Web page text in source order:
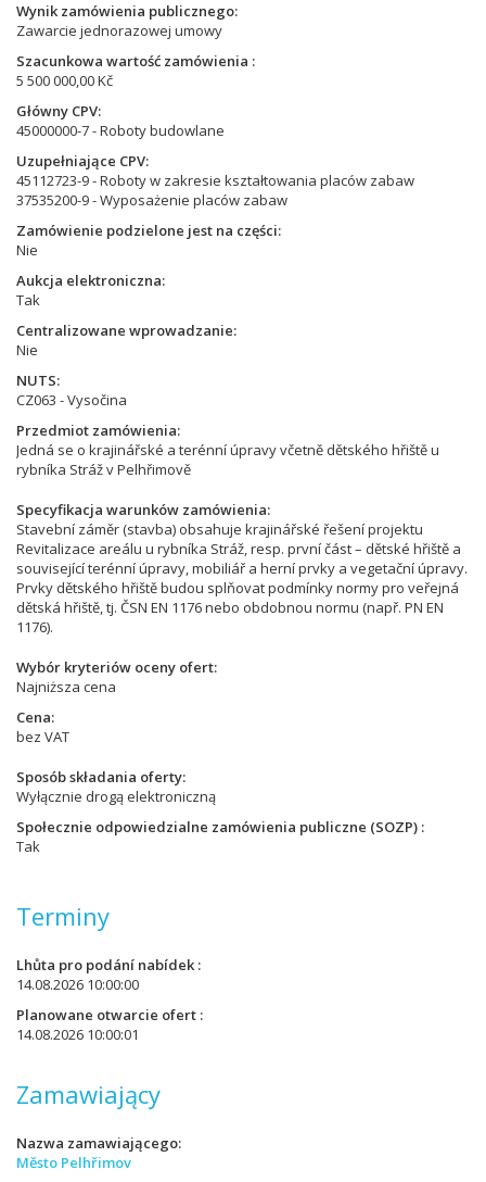
Wynik zamówienia publicznego
Zawarcie jednorazowej umowy
Szacunkowa wartość zamówienia
5 500 000,00 Kč
Główny CPV
45000000-7 - Roboty budowlane
Uzupełniające CPV
45112723-9 - Roboty w zakresie kształtowania placów zabaw
37535200-9 - Wyposażenie placów zabaw
Zamówienie podzielone jest na części
Nie
Aukcja elektroniczna
Tak
Centralizowane wprowadzanie
Nie
NUTS
CZ063 - Vysočina
Przedmiot zamówienia
Jedná se o krajinářské a terénní úpravy včetně dětského hřiště u
rybníka Stráž v Pelhřimově
Specyfikacja warunków zamówienia
Stavební záměr (stavba) obsahuje krajinářské řešení projektu
Revitalizace areálu u rybníka Stráž, resp. první část – dětské hřiště a
související terénní úpravy, mobiliář a herní prvky a vegetační úpravy.
Prvky dětského hřiště budou splňovat podmínky normy pro veřejná
dětská hřiště, tj. ČSN EN 1176 nebo obdobnou normu (např. PN EN
1176).
Wybór kryteriów oceny ofert
Najniższa cena
Cena
bez VAT
Sposób składania oferty
Wyłącznie drogą elektroniczną
Społecznie odpowiedzialne zamówienia publiczne (SOZP)
Tak
Terminy
Lhůta pro podání nabídek
14.08.2026 10:00:00
Planowane otwarcie ofert
14.08.2026 10:00:01
Zamawiający
Nazwa zamawiającego
Město Pelhřimov